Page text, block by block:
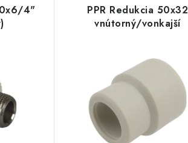
4"
PPR Redukcia 50x32
vnútorný/vonkajší